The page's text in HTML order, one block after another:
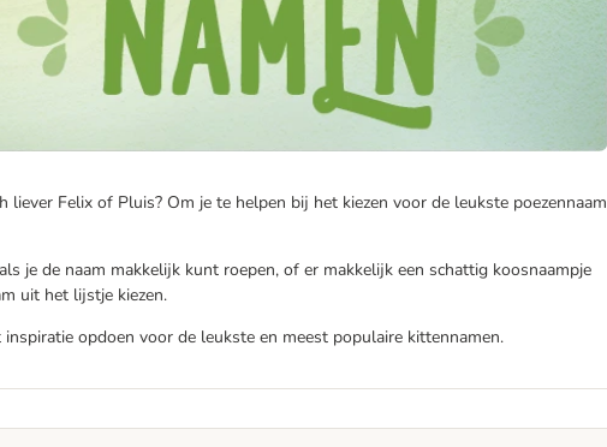
Felix of Pluis? Om je te helpen bij het kiezen voor de leukste poezennaam
je de naam makkelijk kunt roepen, of er makkelijk een schattig koosnaampje
uit het lijstje kiezen.
opdoen voor de leukste en meest populaire kittennamen.